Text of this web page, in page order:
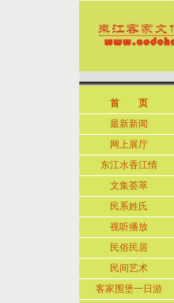
首 页
最新新闻
网上展厅
东江水香江情
文集荟萃
民系姓氏
视听播放
民俗民居
民间艺术
客家围堡一日游